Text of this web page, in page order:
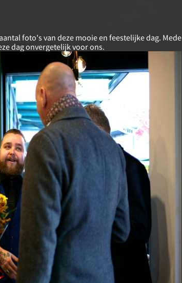
foto's van deze mooie en feestelijke dag. Mede
dag onvergetelijk voor ons.